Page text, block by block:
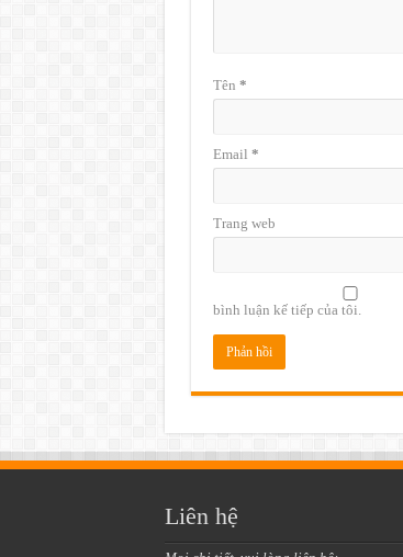
Tên *
Email *
Trang web
bình luận kế tiếp của tôi.
Liên hệ